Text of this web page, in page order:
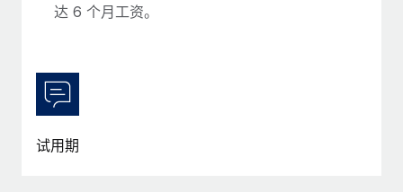
达 6 个月工资。
试用期